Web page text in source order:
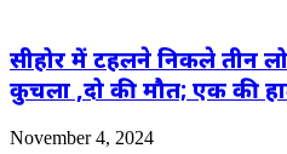
सीहोर में टहलने निकले तीन
कुचला ,दो की मौत; एक की
November 4, 2024